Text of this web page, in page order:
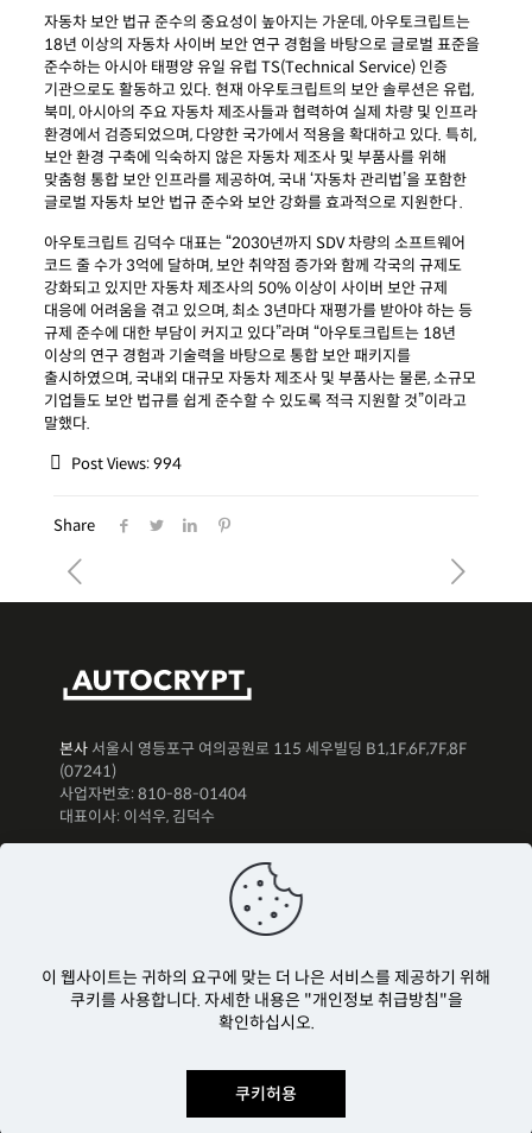
자동차 보안 법규 준수의 중요성이 높아지는 가운데, 아우토크립트는
18년 이상의 자동차 사이버 보안 연구 경험을 바탕으로 글로벌 표준을
준수하는 아시아 태평양 유일 유럽 TS(Technical Service) 인증
기관으로도 활동하고 있다. 현재 아우토크립트의 보안 솔루션은 유럽,
북미, 아시아의 주요 자동차 제조사들과 협력하여 실제 차량 및 인프라
환경에서 검증되었으며, 다양한 국가에서 적용을 확대하고 있다. 특히,
보안 환경 구축에 익숙하지 않은 자동차 제조사 및 부품사를 위해
맞춤형 통합 보안 인프라를 제공하여, 국내 ‘자동차 관리법’을 포함한
글로벌 자동차 보안 법규 준수와 보안 강화를 효과적으로 지원한다.
아우토크립트 김덕수 대표는 “2030년까지 SDV 차량의 소프트웨어
코드 줄 수가 3억에 달하며, 보안 취약점 증가와 함께 각국의 규제도
강화되고 있지만 자동차 제조사의 50% 이상이 사이버 보안 규제
대응에 어려움을 겪고 있으며, 최소 3년마다 재평가를 받아야 하는 등
규제 준수에 대한 부담이 커지고 있다”라며 “아우토크립트는18년
이상의 연구 경험과 기술력을 바탕으로 통합 보안 패키지를
출시하였으며, 국내외 대규모 자동차 제조사 및 부품사는 물론, 소규모
기업들도 보안 법규를 쉽게 준수할 수 있도록 적극 지원할 것”이라고
말했다.
Post Views:994
Share
이 웹사이트는 귀하의 요구에 맞는 더 나은 서비스를 제공하기 위해
쿠키를 사용합니다. 자세한 내용은 "개인정보 취급방침"을
확인하십시오.
쿠키허용
본사 서울시 영등포구 여의공원로 115 세우빌딩 B1,1F,6F,7F,8F
(07241)
사업자번호: 810-88-01404
대표이사: 이석우, 김덕수
Copyright Ⓒ AUTOCRYPT Co., Ltd. All rights reserved.